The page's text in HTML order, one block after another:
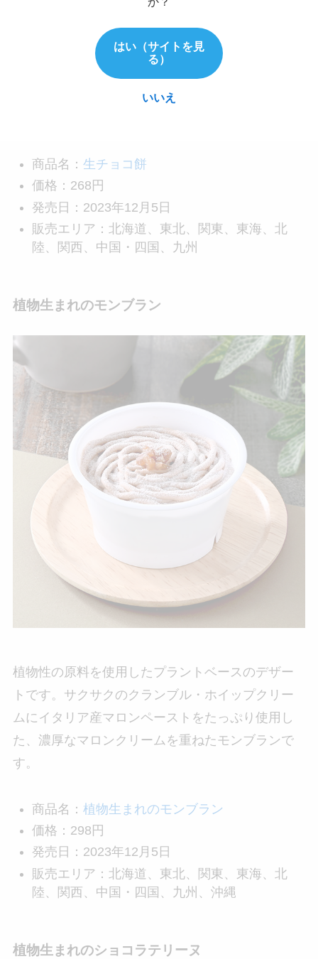
華やかな香りのエクアドル産のファミリーマート
オリジナルチョコと北海道生クリームをブレンド
した生チョコをもち生地で包んだひとくちサイズ
商品名： 生チョコ餅
価格：268円
発売日：2023年12月5日
販売エリア：北海道、東北、関東、東海、北
陸、関西、中国・四国、九州
植物生まれのモンブラン
植物性の原料を使用したプラントベースのデザー
トです。サクサクのクランブル・ホイップクリー
ムにイタリア産マロンペーストをたっぷり使用し
た、濃厚なマロンクリームを重ねたモンブランで
す。
商品名： 植物生まれのモンブラン
価格：298円
発売日：2023年12月5日
販売エリア：北海道、東北、関東、東海、北
陸、関西、中国・四国、九州、沖縄
植物生まれのショコラテリーヌ
はい（サイトを見
る）
いいえ